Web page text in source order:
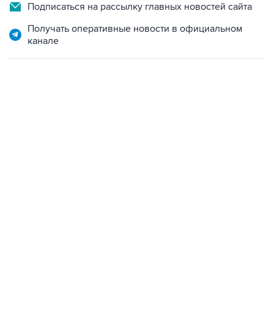
Подписаться на рассылку главных новостей сайта
Получать оперативные новости в официальном
канале